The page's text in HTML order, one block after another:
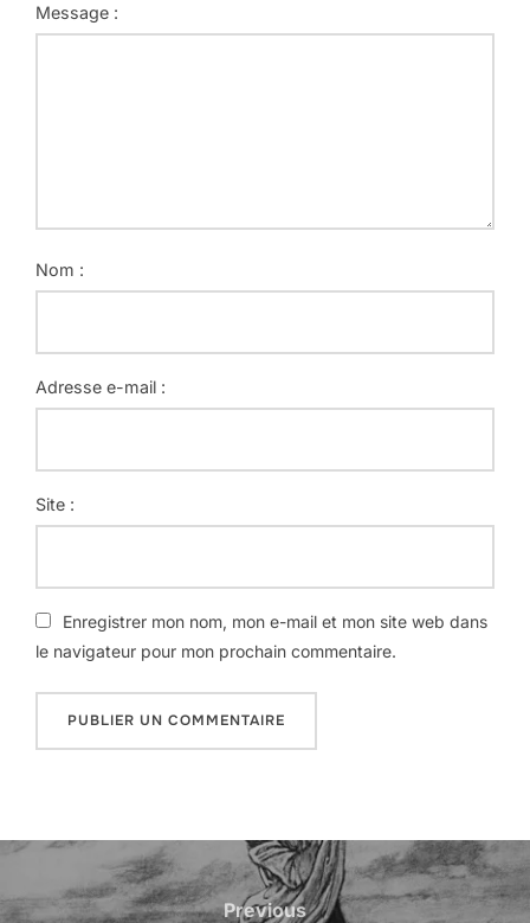
Message :
Nom :
Adresse e-mail :
Site :
Enregistrer mon nom, mon e-mail et mon site web dans
le navigateur pour mon prochain commentaire.
Navigation
Previous
Previous